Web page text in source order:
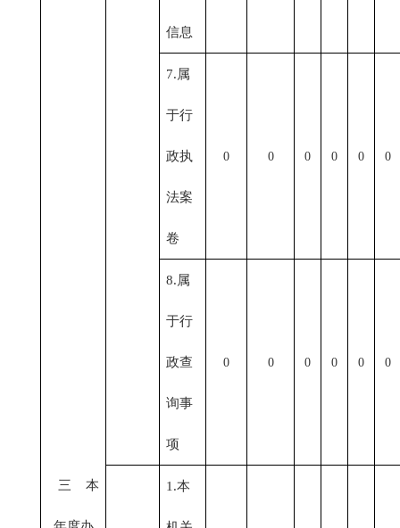
三 本
信息
7.属
于行
政执
法案
卷
0 0 0 0 0 0
8.属
于行
政查
询事
项
0 0 0 0 0 0
1.本